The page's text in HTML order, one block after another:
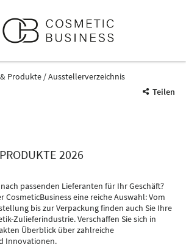
Produkte
Ausstellerverzeichnis
Teilen
2026
passenden Lieferanten für Ihr Geschäft?
CosmeticBusiness eine reiche Auswahl: Vom
bis zur Verpackung finden auch Sie Ihre
Zulieferindustrie. Verschaffen Sie sich in
Überblick über zahlreiche
Innovationen.